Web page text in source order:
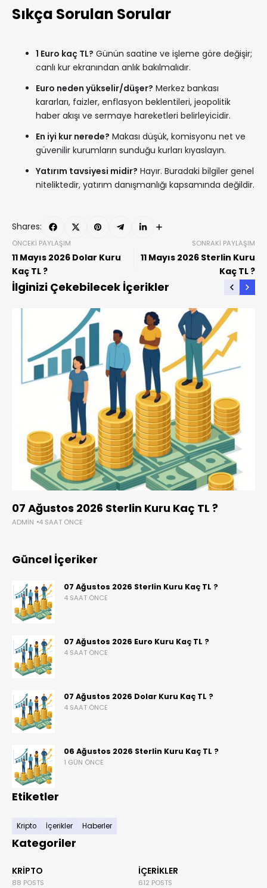
Sıkça Sorulan Sorular
1 Euro kaç TL? Günün saatine ve işleme göre değişir;
canlı kur ekranından anlık bakılmalıdır.
Euro neden yükselir/düşer? Merkez bankası
kararları, faizler, enflasyon beklentileri, jeopolitik
haber akışı ve sermaye hareketleri belirleyicidir.
En iyi kur nerede? Makası düşük, komisyonu net ve
güvenilir kurumların sunduğu kurları kıyaslayın.
Yatırım tavsiyesi midir? Hayır. Buradaki bilgiler genel
niteliktedir, yatırım danışmanlığı kapsamında değildir.
Shares:
ÖNCEKI PAYLAŞIM
11 Mayıs 2026 Dolar Kuru
Kaç TL ?
SONRAKI PAYLAŞIM
11 Mayıs 2026 Sterlin Kuru
Kaç TL ?
İlginizi Çekebilecek İçerikler
07 Ağustos 2026 Sterlin Kuru Kaç TL ?
ADMIN 4 SAAT ÖNCE
Güncel İçeriker
07 Ağustos 2026 Sterlin Kuru Kaç TL ?
4 SAAT ÖNCE
07 Ağustos 2026 Euro Kuru Kaç TL ?
4 SAAT ÖNCE
07 Ağustos 2026 Dolar Kuru Kaç TL ?
4 SAAT ÖNCE
06 Ağustos 2026 Sterlin Kuru Kaç TL ?
1 GÜN ÖNCE
Etiketler
Kripto İçerikler Haberler
Kategoriler
KRIPTO
88 POSTS
İÇERIKLER
612 POSTS